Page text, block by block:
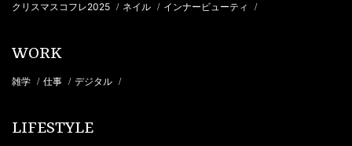
クリスマスコフレ2025 / ネイル / インナービューティ /
WORK
雑学 / 仕事 / デジタル /
LIFESTYLE